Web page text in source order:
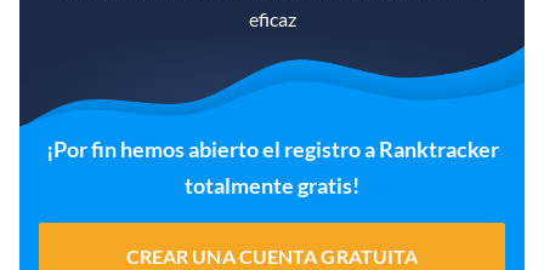
eficaz
¡Por fin hemos abierto el registro a Ranktracker
totalmente gratis!
CREAR UNA CUENTA GRATUITA